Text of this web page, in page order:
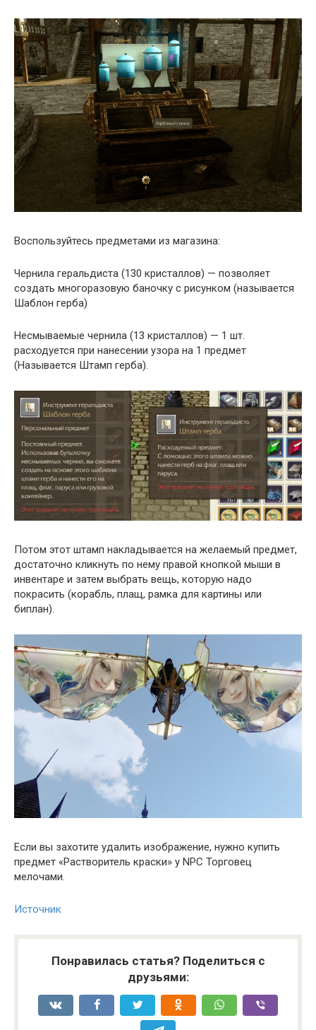
Воспользуйтесь предметами из магазина:
Чернила геральдиста (130 кристаллов) — позволяет
создать многоразовую баночку с рисунком (называется
Шаблон герба)
Несмываемые чернила (13 кристаллов) — 1 шт.
расходуется при нанесении узора на 1 предмет
(Называется Штамп герба).
Потом этот штамп накладывается на желаемый предмет,
достаточно кликнуть по нему правой кнопкой мыши в
инвентаре и затем выбрать вещь, которую надо
покрасить (корабль, плащ, рамка для картины или
биплан).
Если вы захотите удалить изображение, нужно купить
предмет «Растворитель краски» у NPC Торговец
мелочами.
Источник
Понравилась статья? Поделиться с
друзьями: